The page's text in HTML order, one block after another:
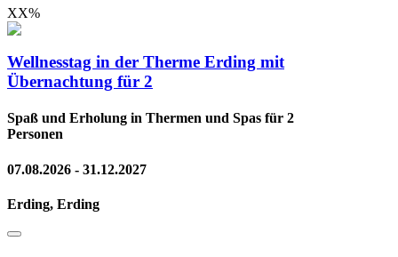
XX%
Wellnesstag in der Therme Erding mit
Übernachtung für 2
Spaß und Erholung in Thermen und Spas für 2
Personen
07.08.2026 - 31.12.2027
Erding, Erding